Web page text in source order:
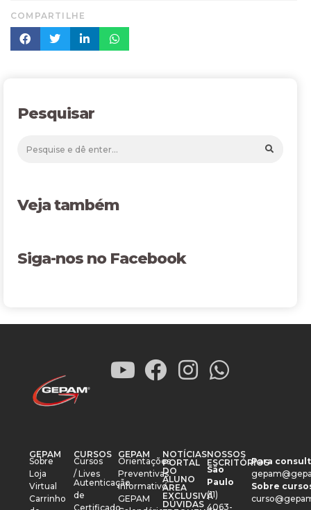
COMPARTILHE
Pesquisar
Veja também
Siga-nos no Facebook
GEPAM
Sobre
Loja
Virtual
Carrinho
CURSOS
Cursos
/ Lives
Autenticação
de
Certificado
GEPAM
Orientações
Preventivas
Informativo
GEPAM
NOTÍCIAS
PORTAL
DO
ALUNO
ÁREA
EXCLUSIVA
DÚVIDAS
NOSSOS
ESCRITÓRIOS
São
Paulo
(11)
4063-
Para
Sobre